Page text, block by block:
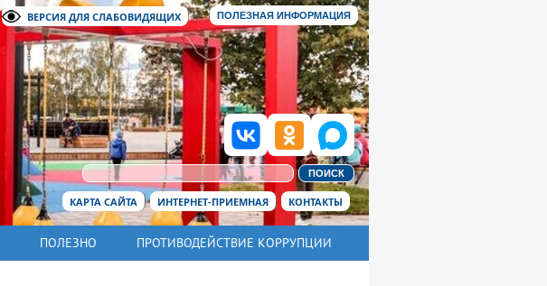
КАРТА САЙТА ИНТЕРНЕТ-ПРИЕМНАЯ КОНТАКТЫ
ВЕРСИЯ ДЛЯ СЛАБОВИДЯЩИХ ПОЛЕЗНАЯ ИНФОРМАЦИЯ
ПОЛЕЗНО ПРОТИВОДЕЙСТВИЕ КОРРУПЦИИ